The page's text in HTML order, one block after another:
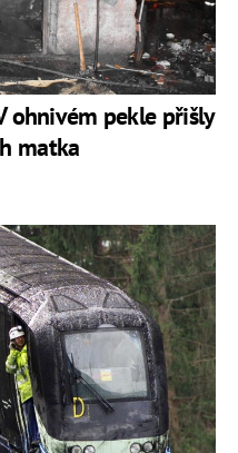
ohnivém pekle přišly
matka